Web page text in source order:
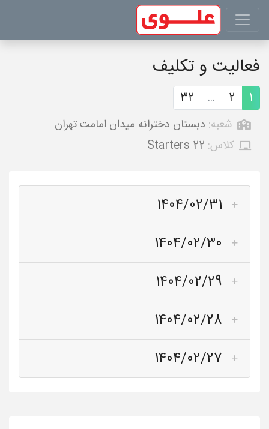
فعالیت و تکلیف
1
2
...
32
شعبه: دبستان دخترانه میدان امامت تهران
کلاس: Starters 22
1404/02/31
1404/02/30
1404/02/29
1404/02/28
1404/02/27